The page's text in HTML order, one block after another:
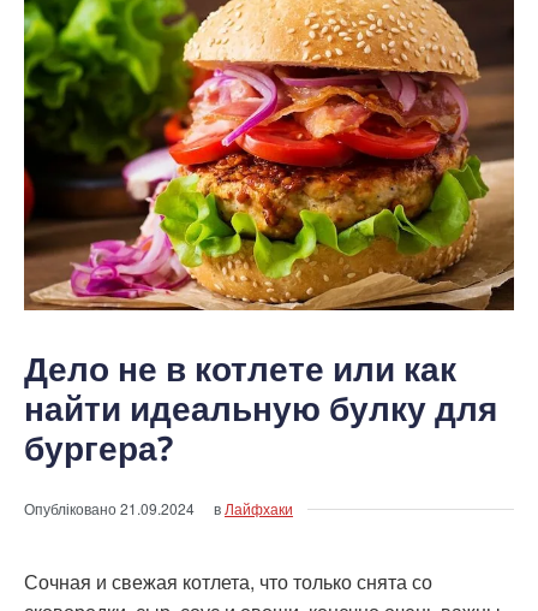
Дело не в котлете или как
найти идеальную булку для
бургера?
Опубліковано21.09.2024 в Лайфхаки
Сочная и свежая котлета, что только снята со